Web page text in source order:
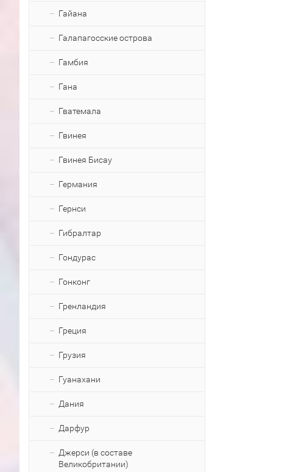
Гайана
Галапагосские острова
Гамбия
Гана
Гватемала
Гвинея
Гвинея Бисау
Германия
Гернси
Гибралтар
Гондурас
Гонконг
Гренландия
Греция
Грузия
Гуанахани
Дания
Дарфур
Джерси (в составе
Великобритании)